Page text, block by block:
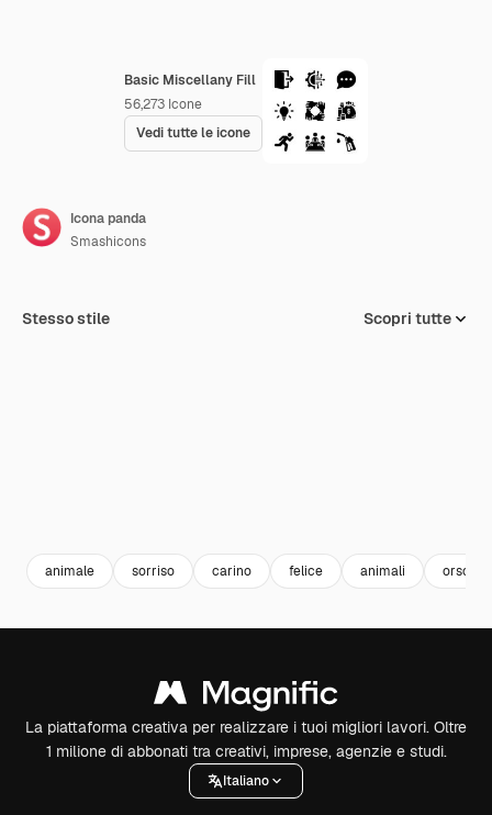
Basic Miscellany Fill
56,273 Icone
Vedi tutte le icone
Icona panda
Smashicons
Stesso stile Scopri tutte
animale sorriso carino felice animali orso
La piattaforma creativa per realizzare i tuoi migliori lavori. Oltre
1 milione di abbonati tra creativi, imprese, agenzie e studi.
Italiano